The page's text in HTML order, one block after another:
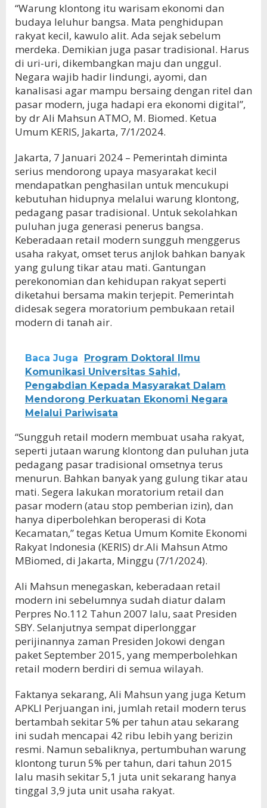
“Warung klontong itu warisam ekonomi dan
budaya leluhur bangsa. Mata penghidupan
rakyat kecil, kawulo alit. Ada sejak sebelum
merdeka. Demikian juga pasar tradisional. Harus
di uri-uri, dikembangkan maju dan unggul.
Negara wajib hadir lindungi, ayomi, dan
kanalisasi agar mampu bersaing dengan ritel dan
pasar modern, juga hadapi era ekonomi digital”,
by dr Ali Mahsun ATMO, M. Biomed. Ketua
Umum KERIS, Jakarta, 7/1/2024.
Jakarta, 7 Januari 2024 – Pemerintah diminta
serius mendorong upaya masyarakat kecil
mendapatkan penghasilan untuk mencukupi
kebutuhan hidupnya melalui warung klontong,
pedagang pasar tradisional. Untuk sekolahkan
puluhan juga generasi penerus bangsa.
Keberadaan retail modern sungguh menggerus
usaha rakyat, omset terus anjlok bahkan banyak
yang gulung tikar atau mati. Gantungan
perekonomian dan kehidupan rakyat seperti
diketahui bersama makin terjepit. Pemerintah
didesak segera moratorium pembukaan retail
modern di tanah air.
Baca Juga
Program Doktoral Ilmu
Komunikasi Universitas Sahid,
Pengabdian Kepada Masyarakat Dalam
Mendorong Perkuatan Ekonomi Negara
Melalui Pariwisata
“Sungguh retail modern membuat usaha rakyat,
seperti jutaan warung klontong dan puluhan juta
pedagang pasar tradisional omsetnya terus
menurun. Bahkan banyak yang gulung tikar atau
mati. Segera lakukan moratorium retail dan
pasar modern (atau stop pemberian izin), dan
hanya diperbolehkan beroperasi di Kota
Kecamatan,” tegas Ketua Umum Komite Ekonomi
Rakyat Indonesia (KERIS) dr.Ali Mahsun Atmo
MBiomed, di Jakarta, Minggu (7/1/2024).
Ali Mahsun menegaskan, keberadaan retail
modern ini sebelumnya sudah diatur dalam
Perpres No.112 Tahun 2007 lalu, saat Presiden
SBY. Selanjutnya sempat diperlonggar
perijinannya zaman Presiden Jokowi dengan
paket September 2015, yang memperbolehkan
retail modern berdiri di semua wilayah.
Faktanya sekarang, Ali Mahsun yang juga Ketum
APKLI Perjuangan ini, jumlah retail modern terus
bertambah sekitar 5% per tahun atau sekarang
ini sudah mencapai 42 ribu lebih yang berizin
resmi. Namun sebaliknya, pertumbuhan warung
klontong turun 5% per tahun, dari tahun 2015
lalu masih sekitar 5,1 juta unit sekarang hanya
tinggal 3,9 juta unit usaha rakyat.